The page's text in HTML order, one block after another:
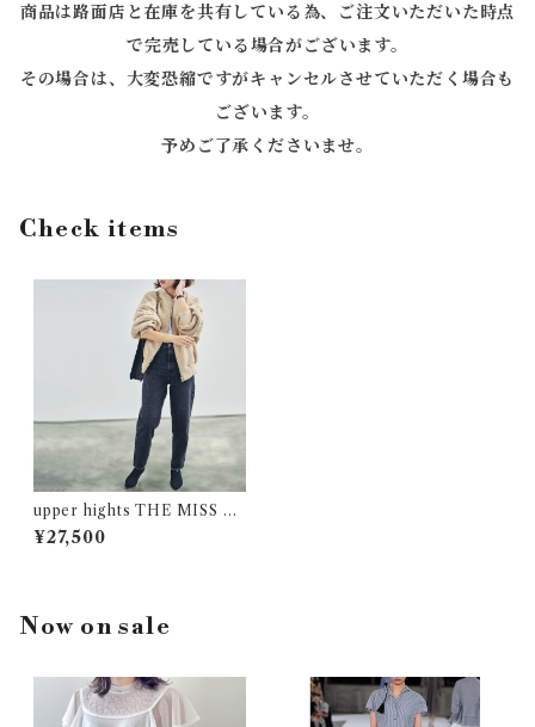
商品は路面店と在庫を共有している為、ご注文いただいた時点
で完売している場合がございます。
その場合は、大変恐縮ですがキャンセルさせていただく場合も
ございます。
予めご了承くださいませ。
Check items
upper hights THE MISS S
HADE
¥27,500
Now on sale